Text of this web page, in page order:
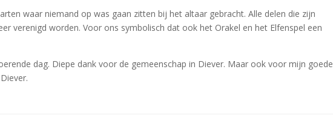
waar niemand op was gaan zitten bij het altaar gebracht. Alle delen die zijn
verenigd worden. Voor ons symbolisch dat ook het Orakel en het Elfenspel een
dag. Diepe dank voor de gemeenschap in Diever. Maar ook voor mijn goede